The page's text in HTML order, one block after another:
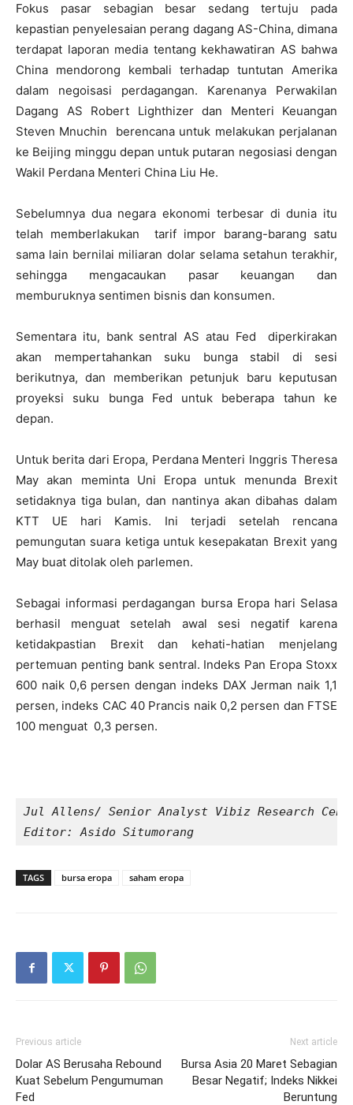
Fokus pasar sebagian besar sedang tertuju pada
kepastian penyelesaian perang dagang AS-China, dimana
terdapat laporan media tentang kekhawatiran AS bahwa
China mendorong kembali terhadap tuntutan Amerika
dalam negoisasi perdagangan. Karenanya Perwakilan
Dagang AS Robert Lighthizer dan Menteri Keuangan
Steven Mnuchin berencana untuk melakukan perjalanan
ke Beijing minggu depan untuk putaran negosiasi dengan
Wakil Perdana Menteri China Liu He.
Sebelumnya dua negara ekonomi terbesar di dunia itu
telah memberlakukan tarif impor barang-barang satu
sama lain bernilai miliaran dolar selama setahun terakhir,
sehingga mengacaukan pasar keuangan dan
memburuknya sentimen bisnis dan konsumen.
Sementara itu, bank sentral AS atau Fed diperkirakan
akan mempertahankan suku bunga stabil di sesi
berikutnya, dan memberikan petunjuk baru keputusan
proyeksi suku bunga Fed untuk beberapa tahun ke
depan.
Untuk berita dari Eropa, Perdana Menteri Inggris Theresa
May akan meminta Uni Eropa untuk menunda Brexit
setidaknya tiga bulan, dan nantinya akan dibahas dalam
KTT UE hari Kamis. Ini terjadi setelah rencana
pemungutan suara ketiga untuk kesepakatan Brexit yang
May buat ditolak oleh parlemen.
Sebagai informasi perdagangan bursa Eropa hari Selasa
berhasil menguat setelah awal sesi negatif karena
ketidakpastian Brexit dan kehati-hatian menjelang
pertemuan penting bank sentral. Indeks Pan Eropa Stoxx
600 naik 0,6 persen dengan indeks DAX Jerman naik 1,1
persen, indeks CAC 40 Prancis naik 0,2 persen dan FTSE
100 menguat 0,3 persen.
Jul Allens/ Senior Analyst Vibiz Research
Editor: Asido Situmorang
TAGS bursa eropa saham eropa
Previous article
Dolar AS Berusaha Rebound
Kuat Sebelum Pengumuman
Fed
Next article
Bursa Asia 20 Maret Sebagian
Besar Negatif; Indeks Nikkei
Beruntung